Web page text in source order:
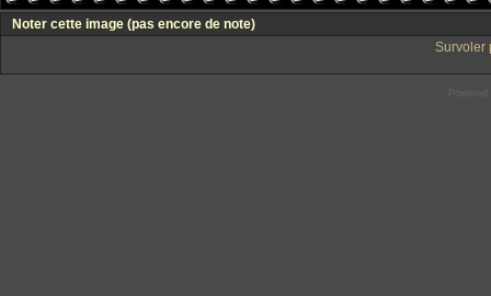
Noter cette image (pas encore de note)
Survoler